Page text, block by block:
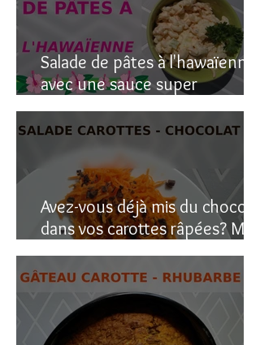
Salade de pâtes à l'hawaïenne
avec une sauce super
crémeuse
Avez-vous déjà mis du chocolat
dans vos carottes râpées? Moi
oui, et c’est étonnant